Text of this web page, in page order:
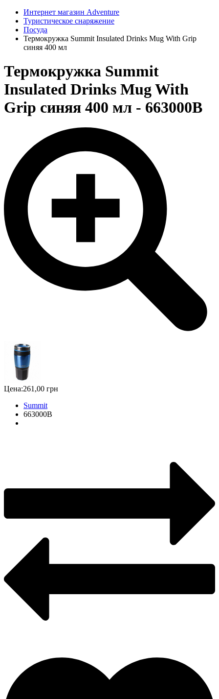
Интернет магазин Adventure
Туристическое снаряжение
Посуда
Термокружка Summit Insulated Drinks Mug With Grip
синяя 400 мл
Термокружка Summit
Insulated Drinks Mug With
Grip синяя 400 мл - 663000B
Цена:261,00 грн
Summit
663000B